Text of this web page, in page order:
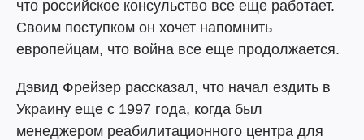
что российское консульство все еще работает.
Своим поступком он хочет напомнить
европейцам, что война все еще продолжается.
Дэвид Фрейзер рассказал, что начал ездить в
Украину еще с 1997 года, когда был
менеджером реабилитационного центра для